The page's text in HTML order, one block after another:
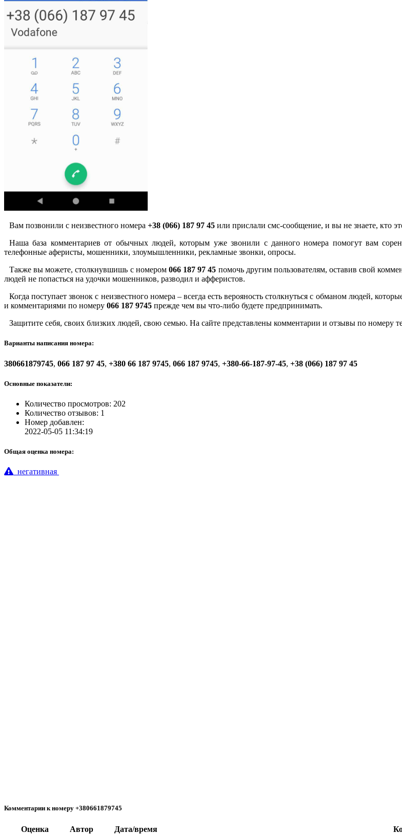
Вам позвонили с неизвестного номера +38 (066) 187 97 45 или прислали смс-сообщение, и вы не знаете, кто
Наша база комментариев от обычных людей, которым уже звонили с данного номера помогут вам
телефонные аферисты, мошенники, злоумышленники, рекламные звонки, опросы.
Также вы можете, столкнувшишь с номером 066 187 97 45 помочь другим пользователям, оставив свой
людей не попасться на удочки мошенников, разводил и афферистов.
Когда поступает звонок с неизвестного номера – всегда есть верояность столкнуться с обманом людей,
и комментариями по номеру 066 187 9745 прежде чем вы что-либо будете предпринимать.
Защитите себя, своих близких людей, свою семью. На сайте представлены комментарии и отзывы по номеру
Варианты написания номера:
380661879745, 066 187 97 45, +380 66 187 9745, 066 187 9745, +380-66-187-97-45, +38 (066) 187 97 45
Основные показатели:
Количество просмотров: 202
Количество отзывов: 1
Номер добавлен:
2022-05-05 11:34:19
Общая оценка номера:
негативная
Комментарии к номеру +380661879745
Oценка Автор Дата/время